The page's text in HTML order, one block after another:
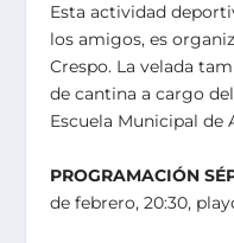
Esta actividad
los amigos, es
Crespo. La velada
de cantina a cargo
Escuela Municipal de
PROGRAMACIÓN
de febrero, 20:30,